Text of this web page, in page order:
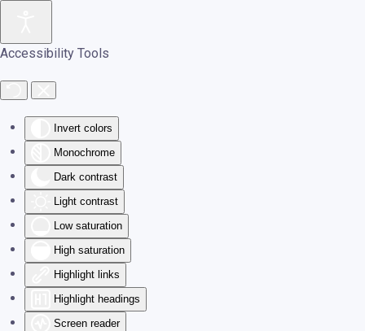
Accessibility Tools
Invert colors
Monochrome
Dark contrast
Light contrast
Low saturation
High saturation
Highlight links
Highlight headings
Screen reader
Skip to main content